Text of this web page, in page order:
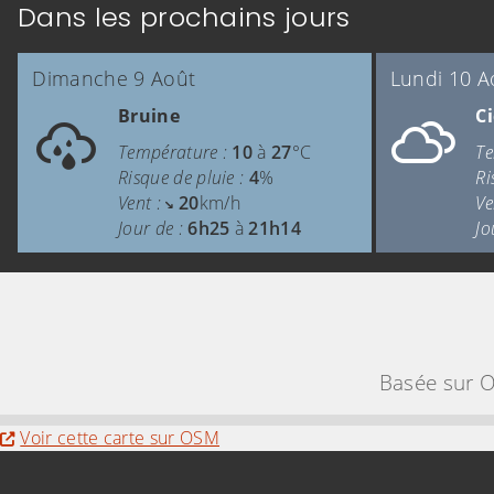
Dans les prochains jours
Dimanche 9 Août
Bruine
Température : 10à27°C
Risque de pluie : 4%
Vent : 20km/h
Jour de :6h25 à21h14
Lundi 10
Basée sur
Evitez la carte interactive ci-après et aller au
Voir cette carte sur OSM